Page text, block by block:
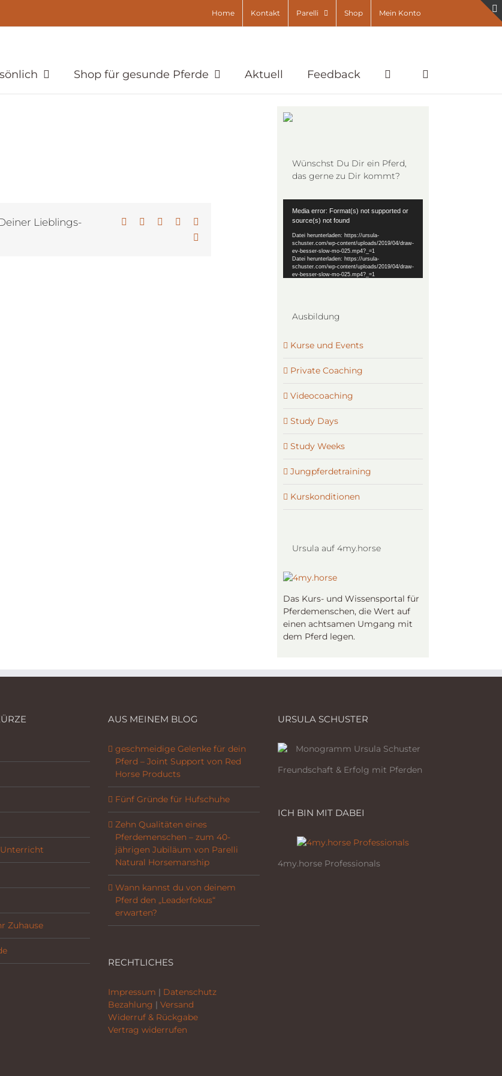
Home Kontakt Parelli Shop Mein Konto
Shop für gesunde Pferde Aktuell Feedback
Lieblings-
Facebook LinkedInWhatsApp
Wünschst Du Dir ein Pferd,
das gerne zu Dir kommt?
Player
Media error: Format(s) not supported or
source(s) not found
Datei herunterladen: https://ursula-
schuster.com/wp-content/uploads/2019/04/draw-
ev-besser-slow-mo-025.mp4?_=1
Datei herunterladen: https://ursula-
schuster.com/wp-content/uploads/2019/04/draw-
ev-besser-slow-mo-025.mp4?_=1
Ausbildung
Kurse und Events
Private Coaching
Videocoaching
Study Days
Study Weeks
Jungpferdetraining
Kurskonditionen
Ursula auf 4my.horse
Das Kurs- und Wissensportal für
Pferdemenschen, die Wert auf
einen achtsamen Umgang mit
dem Pferd legen.
Zuhause
AUS MEINEM BLOG
geschmeidige Gelenke für dein
Pferd – Joint Support von Red
Horse Products
Fünf Gründe für Hufschuhe
Zehn Qualitäten eines
Pferdemenschen – zum 40-
jährigen Jubiläum von Parelli
Natural Horsemanship
Wann kannst du von deinem
Pferd den „Leaderfokus“
erwarten?
RECHTLICHES
Impressum | Datenschutz
Bezahlung | Versand
Widerruf & Rückgabe
Vertrag widerrufen
URSULA SCHUSTER
Freundschaft & Erfolg mit Pferden
ICH BIN MIT DABEI
4my.horse Professionals